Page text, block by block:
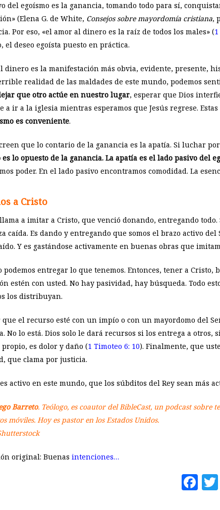
del egoísmo es la ganancia, tomando todo para sí,
(Elena G. de White, Consejos sobre mayordomía cristiana,
Por eso, «el amor al dinero es la raíz de todos los males» (
el deseo egoísta puesto en práctica.
dinero es la manifestación más obvia, evidente, presente,
realidad de las maldades de este mundo, podemos
que otro actúe en nuestro lugar, esperar que Dios
a ir a la iglesia mientras esperamos que Jesús regrese.
es conveniente.
que lo contario de la ganancia es la apatía. Si luchar
lo opuesto de la ganancia. La apatía es el lado pasivo del
poder. En el lado pasivo encontramos comodidad. La
a Cristo
a imitar a Cristo, que venció donando, entregando
caída. Es dando y entregando que somos el brazo activo
Y es gastándose activamente en buenas obras que
podemos entregar lo que tenemos. Entonces, tener a
estén con usted. No hay pasividad, hay búsqueda. Todo
los distribuyan.
que el recurso esté con un impío o con un mayordomo del
No lo está. Dios solo le dará recursos si los entrega a
es dolor y daño (1 Timoteo 6: 10). Finalmente, que
que clama por justicia.
activo en este mundo, que los súbditos del Rey sean más
Barreto. Teólogo, es coautor del BibleCast, un podcast
móviles. Hoy es pastor en los Estados Unidos.
original: Buenas intenciones…